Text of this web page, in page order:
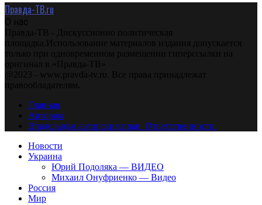
Правда-ТВ.ru
О нас
Правда-ТВ - Дискуссионно политическая
площадка.Использование материалов издания допускается
только при одновременном размещении гиперссылки на
оригинал в «Правда-ТВ»
@2023 - www.pravda-tv.ru. Все права принадлежат
правообладателям.
Главная
Авторам
Владельцам авторских прав. Ответственности.
Новости
Украина
Юрий Подоляка — ВИДЕО
Михаил Онуфриенко — Видео
Россия
Мир